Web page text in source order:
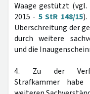
Waage gestützt (vgl.
2015 - 5 StR 148/15).
Überschreitung der
durch weitere
und die
4. Zu der
Strafkammer